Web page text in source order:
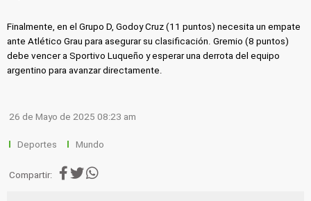
Finalmente, en el Grupo D, Godoy Cruz (11 puntos) necesita un empate
ante Atlético Grau para asegurar su clasificación. Gremio (8 puntos)
debe vencer a Sportivo Luqueño y esperar una derrota del equipo
argentino para avanzar directamente.
26 de Mayo de 2025 08:23 am
Deportes Mundo
Compartir: